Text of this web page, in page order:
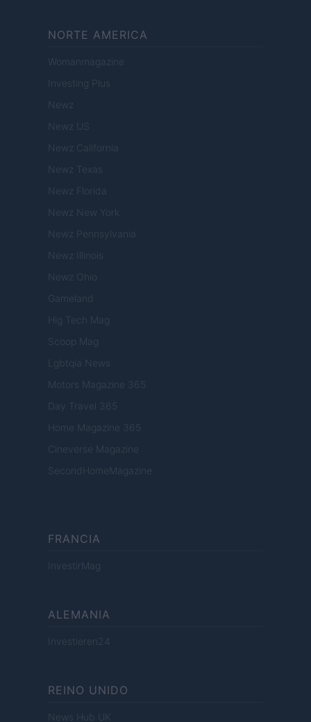
NORTE AMERICA
Womanmagazine
Investing Plus
Newz
Newz US
Newz California
Newz Texas
Newz Florida
Newz New York
Newz Pennsylvania
Newz Illinois
Newz Ohio
Gameland
Hig Tech Mag
Scoop Mag
Lgbtqia News
Motors Magazine 365
Day Travel 365
Home Magazine 365
Cineverse Magazine
SecondHomeMagazine
FRANCIA
InvestirMag
ALEMANIA
Investieren24
REINO UNIDO
News Hub UK